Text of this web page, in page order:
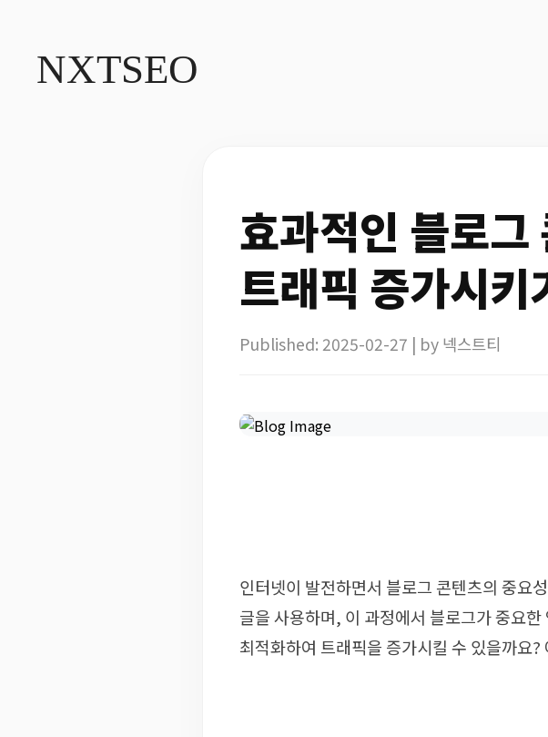
NXTSEO
효과적인 블로
트래픽 증가시키
Published: 2025-02-27 | by 넥스트티
인터넷이 발전하면서 블로그 콘텐츠의 중요
글을 사용하며, 이 과정에서 블로그가 중요
최적화하여 트래픽을 증가시킬 수 있을까요